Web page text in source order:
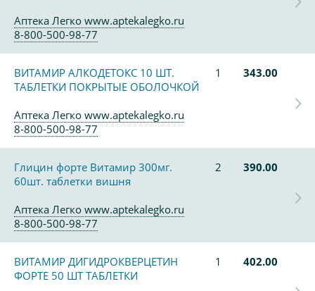
Аптека Легко www.aptekalegko.ru
8-800-500-98-77
ВИТАМИР АЛКОДЕТОКС 10 ШТ.
ТАБЛЕТКИ ПОКРЫТЫЕ ОБОЛОЧКОЙ
1 343.00
Аптека Легко www.aptekalegko.ru
8-800-500-98-77
Глицин форте Витамир 300мг.
60шт. таблетки вишня
2 390.00
Аптека Легко www.aptekalegko.ru
8-800-500-98-77
ВИТАМИР ДИГИДРОКВЕРЦЕТИН
ФОРТЕ 50 ШТ ТАБЛЕТКИ
1 402.00